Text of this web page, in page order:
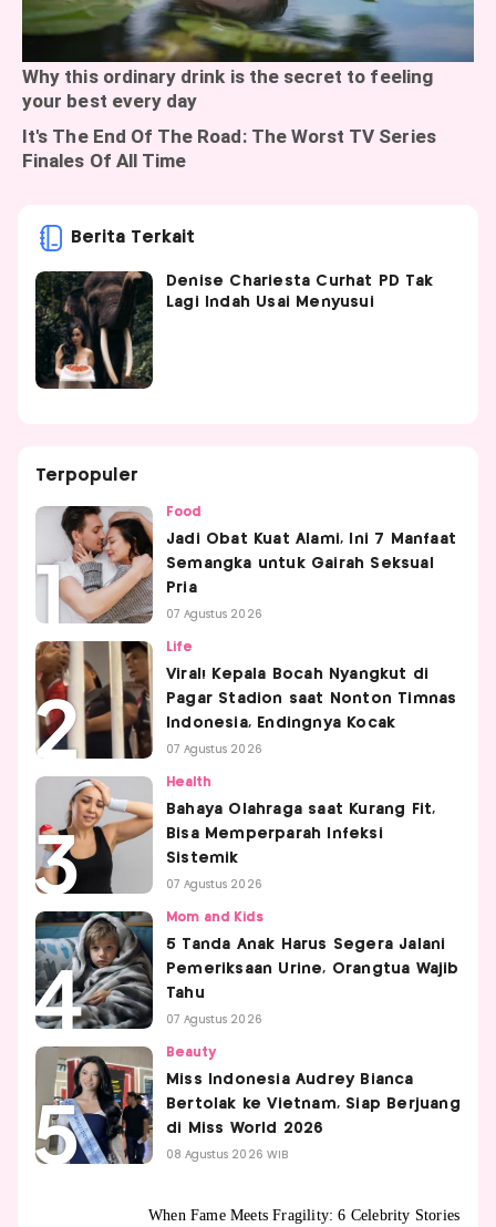
Berita Terkait
Denise Chariesta Curhat PD Tak
Lagi Indah Usai Menyusui
Terpopuler
Food
Jadi Obat Kuat Alami, Ini 7 Manfaat
Semangka untuk Gairah Seksual
Pria
07 Agustus 2026
Life
Viral! Kepala Bocah Nyangkut di
Pagar Stadion saat Nonton Timnas
Indonesia, Endingnya Kocak
07 Agustus 2026
Health
Bahaya Olahraga saat Kurang Fit,
Bisa Memperparah Infeksi
Sistemik
07 Agustus 2026
Mom and Kids
5 Tanda Anak Harus Segera Jalani
Pemeriksaan Urine, Orangtua Wajib
Tahu
07 Agustus 2026
Beauty
Miss Indonesia Audrey Bianca
Bertolak ke Vietnam, Siap Berjuang
di Miss World 2026
08 Agustus 2026 WIB